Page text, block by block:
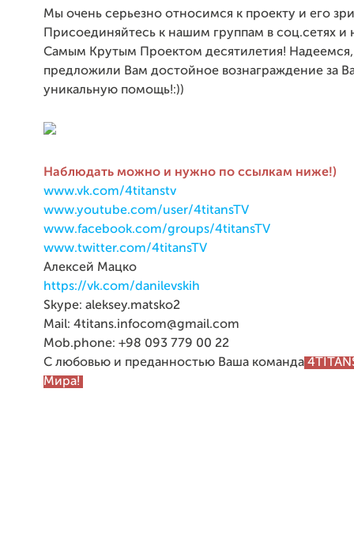
Мы очень серьезно относимся к проекту и его
Присоединяйтесь к нашим группам в соц.сетях и
Самым Крутым Проектом десятилетия!
предложили Вам достойное вознаграждение за
уникальную помощь!:))
Наблюдать можно и нужно по ссылкам ниже!)
www.vk.com/4titanstv
www.youtube.com/user/4titansTV
www.facebook.com/groups/4titansTV
www.twitter.com/4titansTV
Алексей Мацко
https://vk.com/danilevskih
Skype: aleksey.matsko2
Mail: 4titans.infocom@gmail.com
Mob.phone: +98 093 779 00 22
С любовью и преданностью Ваша команда
Мира!